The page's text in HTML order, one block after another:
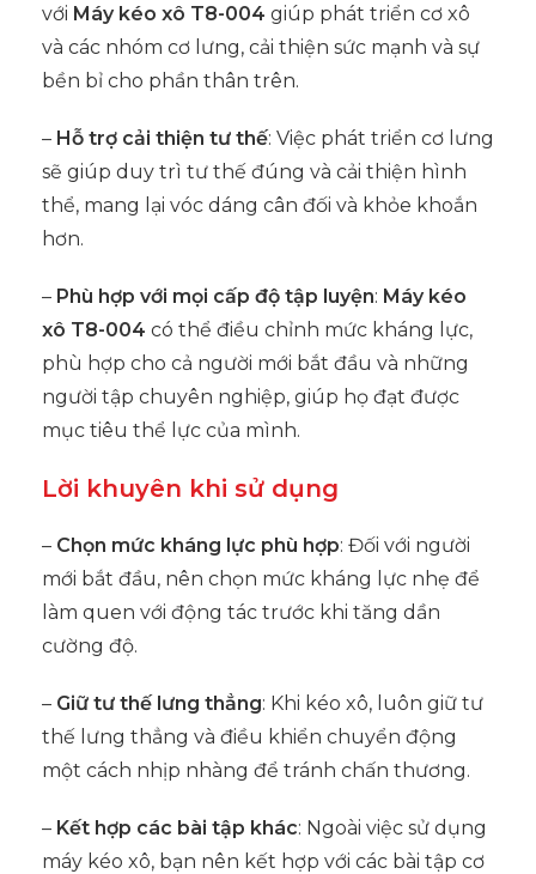
với Máy kéo xô T8-004 giúp phát triển cơ xô
và các nhóm cơ lưng, cải thiện sức mạnh và sự
bền bỉ cho phần thân trên.
– Hỗ trợ cải thiện tư thế: Việc phát triển cơ lưng
sẽ giúp duy trì tư thế đúng và cải thiện hình
thể, mang lại vóc dáng cân đối và khỏe khoắn
hơn.
– Phù hợp với mọi cấp độ tập luyện: Máy kéo
xô T8-004 có thể điều chỉnh mức kháng lực,
phù hợp cho cả người mới bắt đầu và những
người tập chuyên nghiệp, giúp họ đạt được
mục tiêu thể lực của mình.
Lời khuyên khi sử dụng
– Chọn mức kháng lực phù hợp: Đối với người
mới bắt đầu, nên chọn mức kháng lực nhẹ để
làm quen với động tác trước khi tăng dần
cường độ.
– Giữ tư thế lưng thẳng: Khi kéo xô, luôn giữ tư
thế lưng thẳng và điều khiển chuyển động
một cách nhịp nhàng để tránh chấn thương.
– Kết hợp các bài tập khác: Ngoài việc sử dụng
máy kéo xô, bạn nên kết hợp với các bài tập cơ